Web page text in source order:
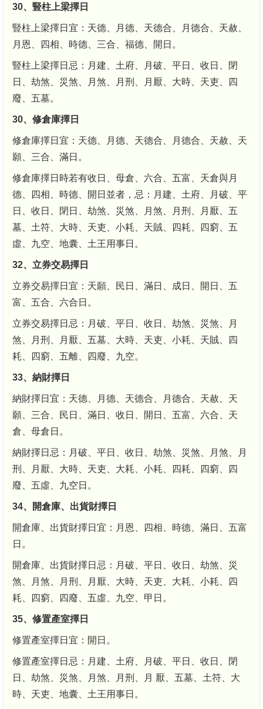
30、豎柱上梁擇日
豎柱上梁擇日宜：天德、月德、天德合、月德合、天赦、
月恩、四相、時德、三合、福德、開日。
豎柱上梁擇日忌：月建、土府、月破、平日、收日、閉
日、劫煞、災煞、月煞、月刑、月厭、大時、天吏、四
廢、五墓。
30、修倉庫擇日
修倉庫擇日宜：天德、月德、天德合、月德合、天赦、天
願、三合、滿日。
修倉庫擇日時若有收日、母倉、六合、五富、天倉與月
德、四相、時德、開日並者，忌：月建、土府、月破、平
日、收日、閉日、劫煞、災煞、月煞、月刑、月厭、五
墓、土符、大時、天吏、小耗、天賊、四耗、四窮、五
虛、九空、地囊、土王用事日。
32、立券交易擇日
立券交易擇日宜：天願、民日、滿日、成日、開日、五
富、五合、六合日。
立券交易擇日忌：月破、平日、收日、劫煞、災煞、月
煞、月刑、月厭、五墓、大時、天吏、小耗、天賊、四
耗、四窮、五離、四廢、九空。
33、納財擇日
納財擇日宜：天德、月德、天德合、月德合、天赦、天
願、三合、民日、滿日、收日、開日、五富、六合、天
倉、母倉日。
納財擇日忌：月破、平日、收日、劫煞、災煞、月煞、月
刑、月厭、大時、天吏、大耗、小耗、四耗、四窮、四
廢、五虛、九空日。
34、開倉庫、出貨財擇日
開倉庫、出貨財擇日宜：月恩、四相、時德、滿日、五富
日。
開倉庫、出貨財擇日忌：月破、平日、收日、劫煞、災
煞、月煞、月刑、月厭、大時、天吏、大耗、小耗、四
耗、四窮、四廢、五虛、九空、甲日。
35、修置產室擇日
修置產室擇日宜：開日。
修置產室擇日忌：月建、土府、月破、平日、收日、閉
日、劫煞、災煞、月煞、月刑、月 厭、五墓、土符、大
時、天吏、地囊、土王用事日。